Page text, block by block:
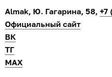
Almak, Ю. Гагарина, 58, +7
Официальный сайт
ВК
ТГ
МАХ